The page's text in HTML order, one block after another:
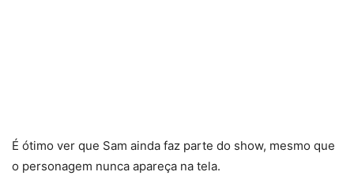
É ótimo ver que Sam ainda faz parte do show, mesmo que
o personagem nunca apareça na tela.